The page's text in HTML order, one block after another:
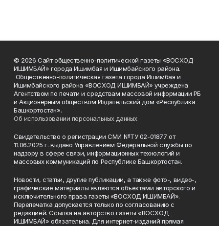
© 2026 Сайт общественно-политической газеты «ВОСХОД
ИШИМБАЙ» города Ишимбая и Ишимбайского района.
Общественно-политическая газета города Ишимбая и
Ишимбайского района «ВОСХОД ИШИМБАЙ» учреждена
Агентством по печати и средствам массовой информации РБ
и Акционерным обществом Издательский дом «Республика
Башкортостан».
Об использовании персональных данных
Свидетельство о регистрации СМИ №ТУ 02-01877 от
11.06.2025 г. выдано Управлением Федеральной службы по
надзору в сфере связи, информационных технологий и
массовых коммуникаций по Республике Башкортостан.
Новости, статьи, другие публикации, а также фото-, видео-,
графические материалы являются объектами авторского и
исключительного права газеты «ВОСХОД ИШИМБАЙ».
Перепечатка допускается только по согласованию с
редакцией. Ссылка на авторство газеты «ВОСХОД
ИШИМБАЙ» обязательна. Для интернет-изданий прямая